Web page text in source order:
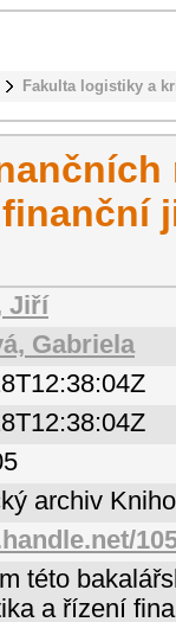
Fakulta logistiky a
Jiří
Gabriela
archiv
této
a řízení